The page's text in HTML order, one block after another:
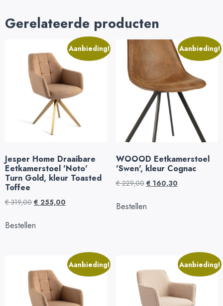
Gerelateerde producten
Aanbieding!
Jesper Home Draaibare
Eetkamerstoel 'Noto'
Turn Gold, kleur Toasted
Toffee
€319,00 € 255,00
Bestellen
Aanbieding!
WOOOD Eetkamerstoel
'Swen', kleur Cognac
€229,00 € 160,30
Bestellen
Aanbieding! Aanbieding!